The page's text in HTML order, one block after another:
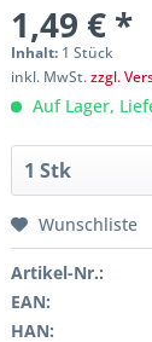
1,49 € *
Inhalt: 1 Stück
inkl. MwSt.zzgl.
Auf Lager,
Wunschliste
Artikel-Nr.:
EAN:
HAN: